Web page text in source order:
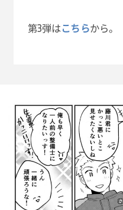
第3弾はこちらから。